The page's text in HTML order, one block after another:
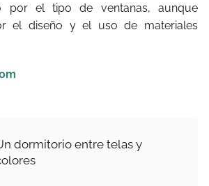
por el tipo de ventanas, aunque
el diseño y el uso de materiales
dormitorio entre telas y